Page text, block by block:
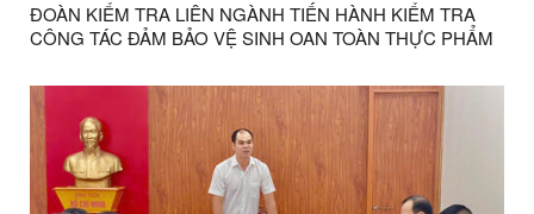
ĐOÀN KIỂM TRA LIÊN NGÀNH TIẾN HÀNH KIỂM TRA
CÔNG TÁC ĐẢM BẢO VỆ SINH OAN TOÀN THỰC PHẨM